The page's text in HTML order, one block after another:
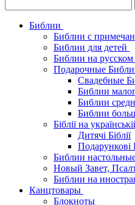
Библии
Библии с
Библии для детей
Библии на
Подарочные
Свадебные
Библии
Библии
Библии
Біблії на
Дитячі Біблії
Подарункові
Библии
Новый Завет,
Библии на
Канцтовары
Блокноты